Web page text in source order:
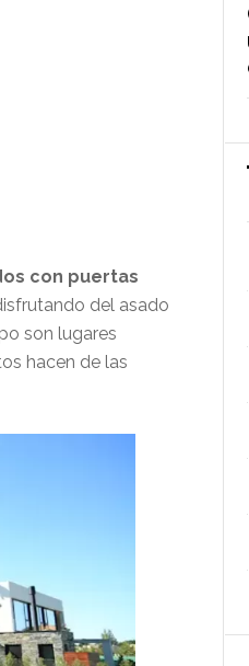
con puertas
del asado
son lugares
hacen de las